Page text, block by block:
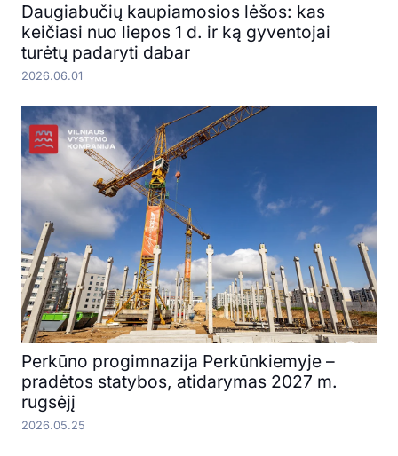
Daugiabučių kaupiamosios lėšos: kas
keičiasi nuo liepos 1 d. ir ką gyventojai
turėtų padaryti dabar
2026.06.01
Perkūno progimnazija Perkūnkiemyje –
pradėtos statybos, atidarymas 2027 m.
rugsėjį
2026.05.25